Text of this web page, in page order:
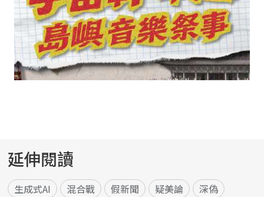
延伸閱讀
生成式AI 混合戰 假新聞 疑美論 深偽